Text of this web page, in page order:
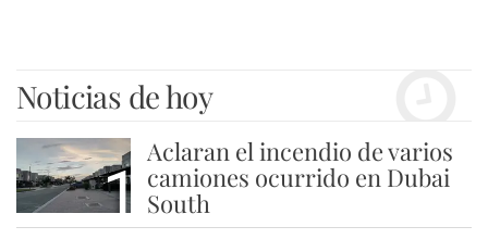
Noticias de hoy
1
Aclaran el incendio de varios
camiones ocurrido en Dubai
South